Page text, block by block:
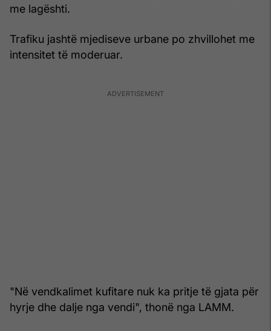
me lagështi.
Trafiku jashtë mjediseve urbane po zhvillohet me
intensitet të moderuar.
"Në vendkalimet kufitare nuk ka pritje të gjata për
hyrje dhe dalje nga vendi", thonë nga LAMM.